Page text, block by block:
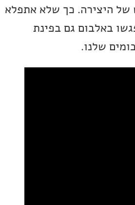
כך שלא אתפלא
גם בפינת